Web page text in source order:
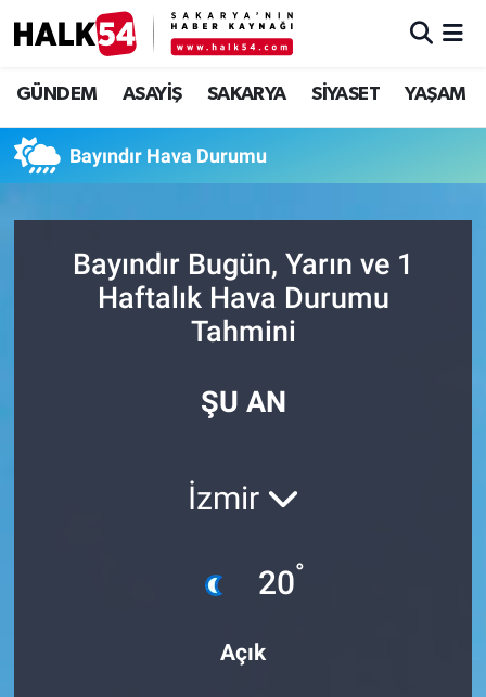
GÜNDEM ASAYİŞ SAKARYA SİYASET YAŞAM
Bayındır Hava Durumu
Bayındır Bugün, Yarın ve 1
Haftalık Hava Durumu
Tahmini
ŞU AN
İzmir
20°
Açık
GÜNDEM
SAKARYA
SİYASET
SOKAK RÖPORTAJLARI
Adapazarı Nöbetçi Eczaneler
Süper Lig Puan Durumu ve Fikstür
Tüm Manşetler